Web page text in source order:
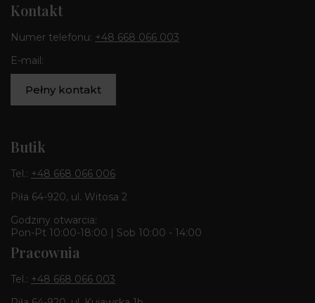
Kontakt
Numer telefonu: +48 668 066 003
E-mail:
Pełny kontakt
Butik
Tel.: +48 668 066 006
Piła 64-920, ul. Witosa 2
Godziny otwarcia:
Pon-Pt 10:00-18:00 | Sob 10:00 - 14:00
Pracownia
Tel.: +48 668 066 003